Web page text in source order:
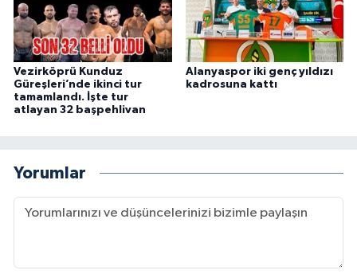
Vezirköprü Kunduz
Güreşleri’nde ikinci tur
tamamlandı. İşte tur
atlayan 32 başpehlivan
Alanyaspor iki genç yıldızı
kadrosuna kattı
Yorumlar